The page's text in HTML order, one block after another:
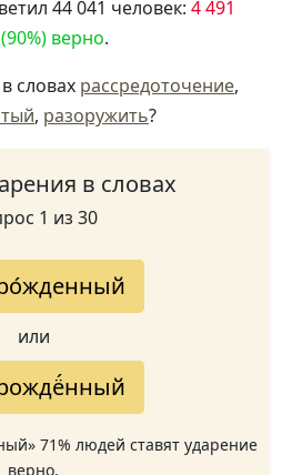
44 041 человек: 4 491
верно.
словах рассредоточение,
, разоружить?
в словах
1 из 30
или
71% людей ставят ударение
верно.